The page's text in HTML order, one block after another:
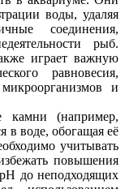
воды, удаляя
соединения,
рыб.
играет важную
равновесия,
и
камни (например,
в воде, обогащая её
учитывать
повышения
до неподходящих